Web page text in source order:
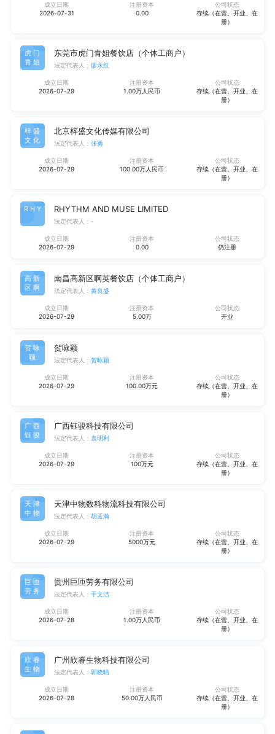
成立日期
2026-07-31
注册资本
0.00
公司状态
存续（在营、开业、在
册）
虎门
青姐
东莞市虎门青姐餐饮店（个体工商户）
法定代表人： 廖永红
成立日期
2026-07-29
注册资本
1.00万人民币
公司状态
存续（在营、开业、在
册）
梓盛
文化
北京梓盛文化传媒有限公司
法定代表人： 张勇
成立日期
2026-07-29
注册资本
100.00万人民币
公司状态
存续（在营、开业、在
册）
RHYT RHYTHM AND MUSE LIMITED
法定代表人： -
成立日期
2026-07-29
注册资本
0.00
公司状态
仍注册
高新
区啊
南昌高新区啊英餐饮店（个体工商户）
法定代表人： 黄良盛
成立日期
2026-07-29
注册资本
5.00万
公司状态
开业
贺咏
颖
贺咏颖
法定代表人： 贺咏颖
成立日期
2026-07-29
注册资本
100.00万元
公司状态
存续（在营、开业、在
册）
广西
钰骏
广西钰骏科技有限公司
法定代表人： 袁明利
成立日期
2026-07-29
注册资本
100万元
公司状态
存续（在营、开业、在
册）
天津
中物
天津中物数科物流科技有限公司
法定代表人： 胡孟瀚
成立日期
2026-07-29
注册资本
5000万元
公司状态
存续（在营、开业、在
册）
巨匝
劳务
贵州巨匝劳务有限公司
法定代表人： 干文洁
成立日期
2026-07-28
注册资本
1.00万人民币
公司状态
存续（在营、开业、在
册）
欣睿
生物
广州欣睿生物科技有限公司
法定代表人： 郭晓晴
成立日期
2026-07-28
注册资本
50.00万人民币
公司状态
存续（在营、开业、在
册）